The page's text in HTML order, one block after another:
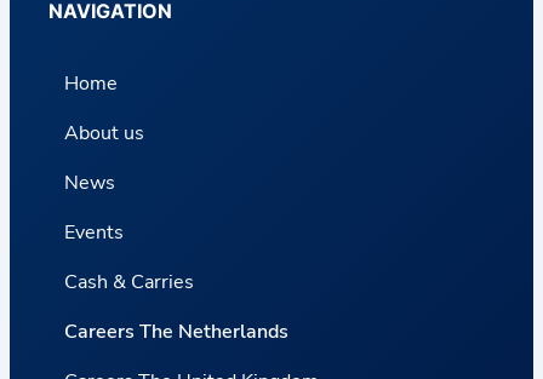
NAVIGATION
Home
About us
News
Events
Cash & Carries
Careers The Netherlands